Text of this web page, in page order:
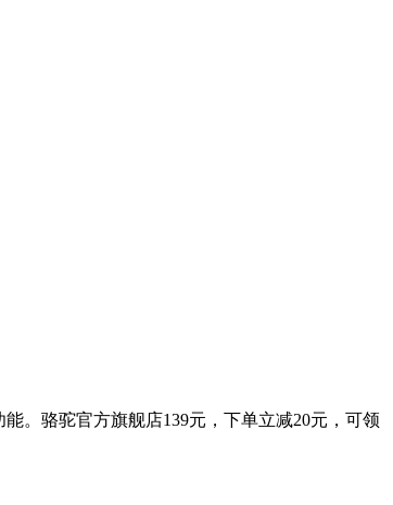
。骆驼官方旗舰店139元，下单立减20元，可领